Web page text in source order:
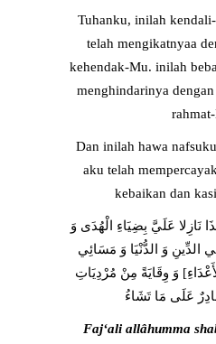
Tuhanku, inilah
telah mengikatnyaa
kehendak-Mu. inilah
menghindarinya
Dan inilah hawa
aku telah
kebaikan dan
الدِّينِ وَ الدُّنْيَا وَ مَسَائِي
وَ وِقَايَةً مِنْ مُرْدِيَاتِ
عَلَى مَا تَشَاءُ
Faj‘ali allâhumma